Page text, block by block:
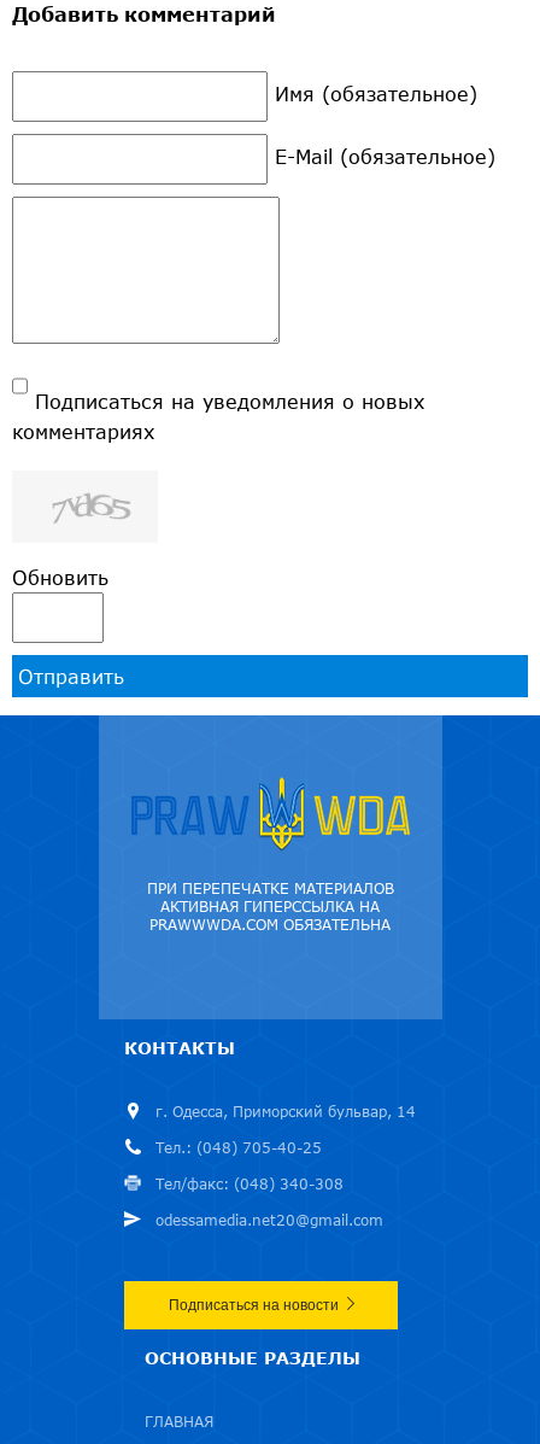
Добавить комментарий
Имя (обязательное)
E-Mail (обязательное)
Подписаться на уведомления о новых
комментариях
Обновить
Отправить
ПРИ ПЕРЕПЕЧАТКЕ МАТЕРИАЛОВ
АКТИВНАЯ ГИПЕРССЫЛКА НА
PRAWWWDA.COM ОБЯЗАТЕЛЬНА
КОНТАКТЫ
г. Одесса, Приморский бульвар, 14
Тел.: (048) 705-40-25
Тел/факс: (048) 340-308
odessamedia.net20@gmail.com
Подписаться на новости
ОСНОВНЫЕ РАЗДЕЛЫ
ГЛАВНАЯ